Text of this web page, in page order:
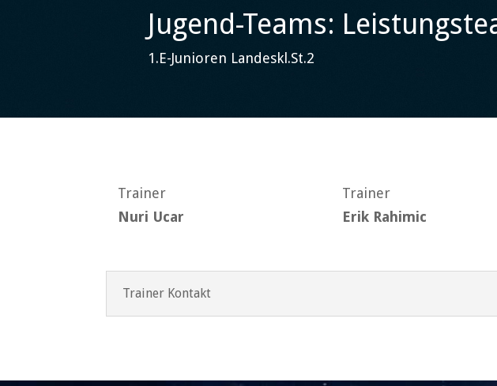
Jugend-Teams:
1.E-Junioren Landeskl.St.2
Trainer
Nuri Ucar
Trainer
Erik Rahimic
Trainer Kontakt